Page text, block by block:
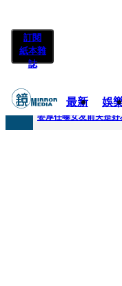
訂閱
紙本雜
誌
最新 娛
快訊
姜厚任曝女友前夫是